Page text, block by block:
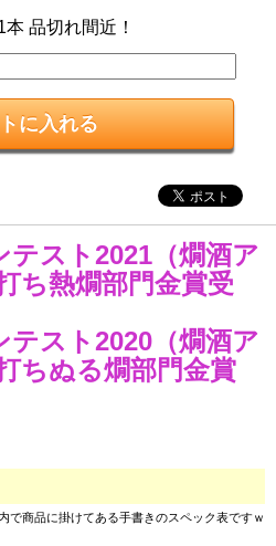
本 品切れ間近！
スト2021（燗酒ア
ち熱燗部門金賞受
スト2020（燗酒ア
ちぬる燗部門金賞
で商品に掛けてある手書きのスペック表ですｗ